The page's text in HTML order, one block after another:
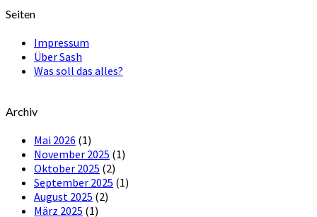
Seiten
Impressum
Über Sash
Was soll das alles?
Archiv
Mai 2026 (1)
November 2025 (1)
Oktober 2025 (2)
September 2025 (1)
August 2025 (2)
März 2025 (1)